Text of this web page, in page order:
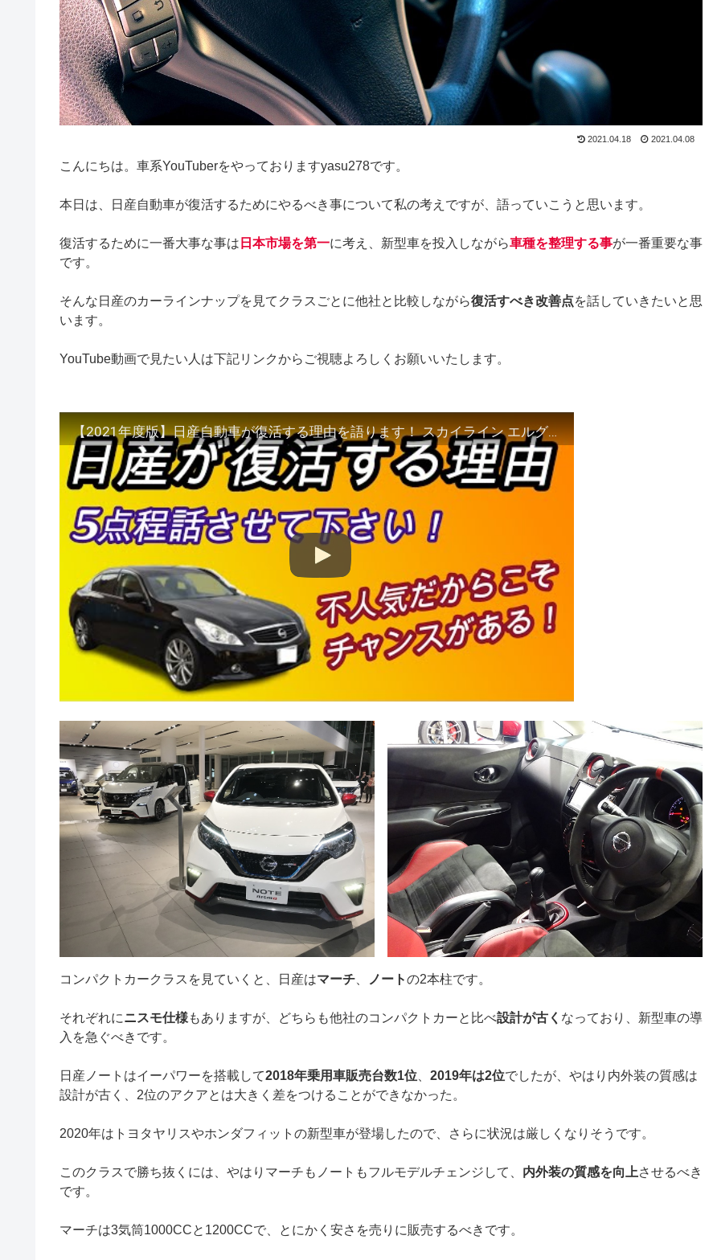
2021.04.18 2021.04.08
こんにちは。車系YouTuberをやっておりますyasu278です。
本日は、日産自動車が復活するためにやるべき事について私の考えですが、語っていこうと思います。
復活するために一番大事な事は 日本市場を第一に考え、新型車を投入しながら車種を整理する事が一番重要な事
です。
そんな日産のカーラインナップを見てクラスごとに他社と比較しながら復活すべき改善点を話していきたいと思
います。
YouTube動画で見たい人は下記リンクからご視聴よろしくお願いいたします。
【2021年度版】日産自動車が復活する理由を語ります！ スカイライン エルグランド エクストレイル NISSAN
コンパクトカークラスを見ていくと、日産はマーチ ノートの2本柱です。
それぞれにニスモ仕様もありますが、どちらも他社のコンパクトカーと比べ設計が古く なっており、新型車の導
入を急ぐべきです。
日産ノートはイーパワーを搭載して2018年乗用車販売台数1位 2019年は2位でしたが、やはり内外装の質感は
設計が古く、2位のアクアとは大きく差をつけることができなかった。
2020年はトヨタヤリスやホンダフィットの新型車が登場したので、さらに状況は厳しくなりそうです。
このクラスで勝ち抜くには、やはりマーチもノートもフルモデルチェンジして、 内外装の質感を向上させるべき
です。
マーチは3気筒1000CCと1200CCで、とにかく安さを売りに販売するべきです。